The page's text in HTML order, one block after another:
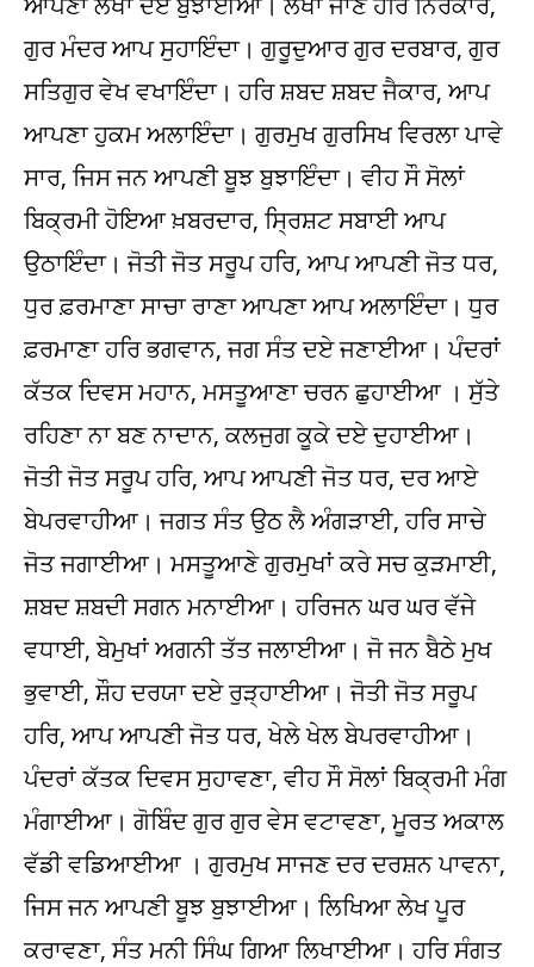
ਗੁਰ ਮੰਦਰ ਆਪ ਸੁਹਾਇੰਦਾ। ਗੁਰੂਦੁਆਰ ਗੁਰ ਦਰਬਾਰ, ਗੁਰ
ਸਤਿਗੁਰ ਵੇਖ ਵਖਾਇੰਦਾ। ਹਰਿ ਸ਼ਬਦ ਸ਼ਬਦ ਜੈਕਾਰ, ਆਪ
ਆਪਣਾ ਹੁਕਮ ਅਲਾਇੰਦਾ। ਗੁਰਮੁਖ ਗੁਰਸਿਖ ਵਿਰਲਾ ਪਾਵੇ
ਸਾਰ, ਜਿਸ ਜਨ ਆਪਣੀ ਬੂਝ ਬੁਝਾਇੰਦਾ। ਵੀਹ ਸੌ ਸੋਲਾਂ
ਬਿਕ੍ਰਮੀ ਹੋਇਆ ਖ਼ਬਰਦਾਰ, ਸ੍ਰਿਸ਼ਟ ਸਬਾਈ ਆਪ
ਉਠਾਇੰਦਾ। ਜੋਤੀ ਜੋਤ ਸਰੂਪ ਹਰਿ, ਆਪ ਆਪਣੀ ਜੋਤ ਧਰ,
ਧੁਰ ਫ਼ਰਮਾਣਾ ਸਾਚਾ ਰਾਣਾ ਆਪਣਾ ਆਪ ਅਲਾਇੰਦਾ। ਧੁਰ
ਫ਼ਰਮਾਣਾ ਹਰਿ ਭਗਵਾਨ, ਜਗ ਸੰਤ ਦਏ ਜਣਾਈਆ। ਪੰਦਰਾਂ
ਕੱਤਕ ਦਿਵਸ ਮਹਾਨ, ਮਸਤੂਆਣਾ ਚਰਨ ਛੁਹਾਈਆ । ਸੁੱਤੇ
ਰਹਿਣਾ ਨਾ ਬਣ ਨਾਦਾਨ, ਕਲਜੁਗ ਕੂਕੇ ਦਏ ਦੁਹਾਈਆ।
ਜੋਤੀ ਜੋਤ ਸਰੂਪ ਹਰਿ, ਆਪ ਆਪਣੀ ਜੋਤ ਧਰ, ਦਰ ਆਏ
ਬੇਪਰਵਾਹੀਆ। ਜਗਤ ਸੰਤ ਉਠ ਲੈ ਅੰਗੜਾਈ, ਹਰਿ ਸਾਚੇ
ਜੋਤ ਜਗਾਈਆ। ਮਸਤੂਆਣੇ ਗੁਰਮੁਖਾਂ ਕਰੇ ਸਚ ਕੁੜਮਾਈ,
ਸ਼ਬਦ ਸ਼ਬਦੀ ਸਗਨ ਮਨਾਈਆ। ਹਰਿਜਨ ਘਰ ਘਰ ਵੱਜੇ
ਵਧਾਈ, ਬੇਮੁਖਾਂ ਅਗਨੀ ਤੱਤ ਜਲਾਈਆ। ਜੋ ਜਨ ਬੈਠੇ ਮੁਖ
ਭੁਵਾਈ, ਸ਼ੌਹ ਦਰਯਾ ਦਏ ਰੁੜ੍ਹਾਈਆ। ਜੋਤੀ ਜੋਤ ਸਰੂਪ
ਹਰਿ, ਆਪ ਆਪਣੀ ਜੋਤ ਧਰ, ਖੇਲੇ ਖੇਲ ਬੇਪਰਵਾਹੀਆ।
ਪੰਦਰਾਂ ਕੱਤਕ ਦਿਵਸ ਸੁਹਾਵਣਾ, ਵੀਹ ਸੌ ਸੋਲਾਂ ਬਿਕ੍ਰਮੀ ਮੰਗ
ਮੰਗਾਈਆ। ਗੋਬਿੰਦ ਗੁਰ ਗੁਰ ਵੇਸ ਵਟਾਵਣਾ, ਮੂਰਤ ਅਕਾਲ
ਵੱਡੀ ਵਡਿਆਈਆ । ਗੁਰਮੁਖ ਸਾਜਣ ਦਰ ਦਰਸ਼ਨ ਪਾਵਨਾ,
ਜਿਸ ਜਨ ਆਪਣੀ ਬੂਝ ਬੁਝਾਈਆ। ਲਿਖਿਆ ਲੇਖ ਪੂਰ
ਕਰਾਵਣਾ, ਸੰਤ ਮਨੀ ਸਿੰਘ ਗਿਆ ਲਿਖਾਈਆ। ਹਰਿ ਸੰਗਤ